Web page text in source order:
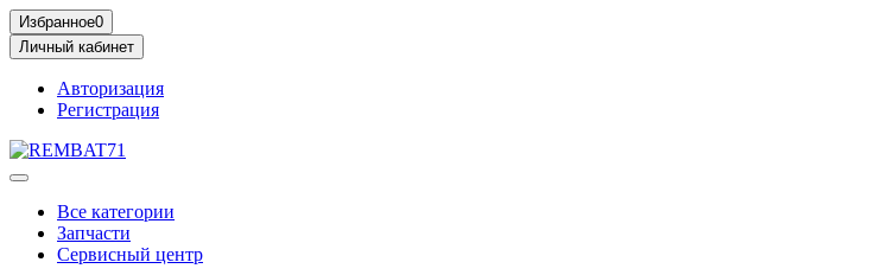
Избранное0
Личный кабинет
Авторизация
Регистрация
Все категории
Запчасти
Сервисный центр